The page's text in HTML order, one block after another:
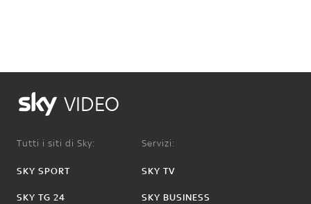
VIDEO
Tutti i siti di Sky:
SKY SPORT
SKY TG 24
Servizi:
SKY TV
SKY BUSINESS